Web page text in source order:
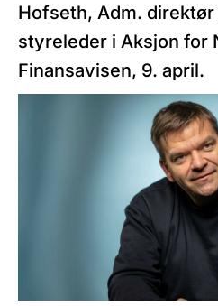
Hofseth, Adm.
styreleder i Aksjon for
Finansavisen, 9. april.